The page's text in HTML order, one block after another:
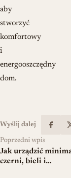
aby
stworzyć
komfortowy
i
energooszczędny
dom.
Wyślij dalej
Poprzedni wpis
Jak urządzić
czerni, bieli i…